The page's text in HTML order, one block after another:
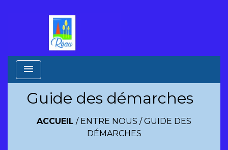
menu
Guide des démarches
ACCUEIL / ENTRE NOUS /GUIDE DES
DÉMARCHES